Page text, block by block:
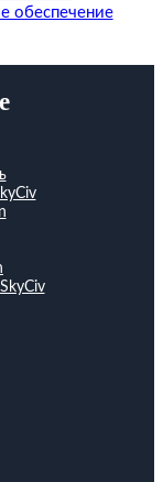
обеспечение